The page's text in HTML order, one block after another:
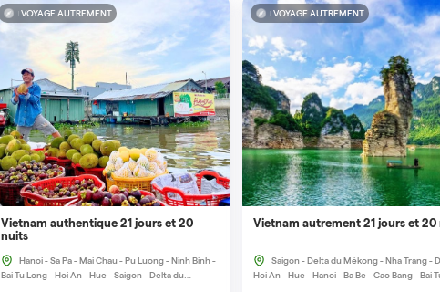
VOYAGE AUTREMENT
Vietnam authentique 21 jours et 20
nuits
Hanoi - Sa Pa - Mai Chau - Pu Luong - Ninh Binh -
Bai Tu Long - Hoi An - Hue - Saigon - Delta du
VOYAGE AUTREMENT
Vietnam autrement 21 jours et 20
Saigon - Delta du Mékong - Nha Trang -
Hoi An - Hue - Hanoi - Ba Be - Cao Bang - Bai